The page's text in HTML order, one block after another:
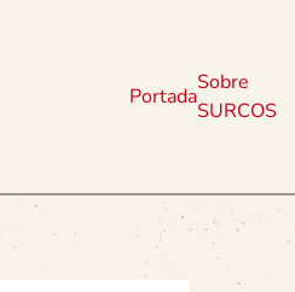
Portada
Sobre
SURCOS